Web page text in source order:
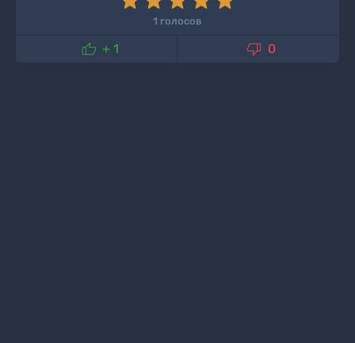
1 голосов
 + 1  0